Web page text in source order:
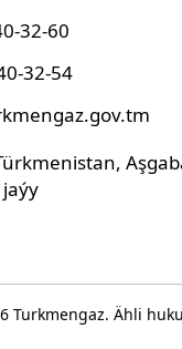
32-60
32-54
Turkmengaz. Ähli